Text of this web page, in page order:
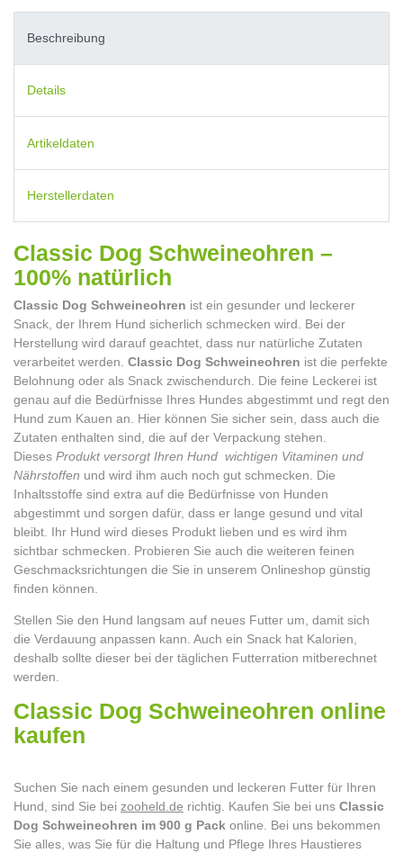
Beschreibung
Details
Artikeldaten
Herstellerdaten
Classic Dog Schweineohren –
100% natürlich
Classic Dog Schweineohren ist ein gesunder und leckerer
Snack, der Ihrem Hund sicherlich schmecken wird. Bei der
Herstellung wird darauf geachtet, dass nur natürliche Zutaten
verarbeitet werden. Classic Dog Schweineohren ist die perfekte
Belohnung oder als Snack zwischendurch. Die feine Leckerei ist
genau auf die Bedürfnisse Ihres Hundes abgestimmt und regt den
Hund zum Kauen an. Hier können Sie sicher sein, dass auch die
Zutaten enthalten sind, die auf der Verpackung stehen.
Dieses Produkt versorgt Ihren Hund wichtigen Vitaminen und
Nährstoffen und wird ihm auch noch gut schmecken. Die
Inhaltsstoffe sind extra auf die Bedürfnisse von Hunden
abgestimmt und sorgen dafür, dass er lange gesund und vital
bleibt. Ihr Hund wird dieses Produkt lieben und es wird ihm
sichtbar schmecken. Probieren Sie auch die weiteren feinen
Geschmacksrichtungen die Sie in unserem Onlineshop günstig
finden können.
Stellen Sie den Hund langsam auf neues Futter um, damit sich
die Verdauung anpassen kann. Auch ein Snack hat Kalorien,
deshalb sollte dieser bei der täglichen Futterration mitberechnet
werden.
Classic Dog Schweineohren online
kaufen
Suchen Sie nach einem gesunden und leckeren Futter für Ihren
Hund, sind Sie bei zooheld.de richtig. Kaufen Sie bei uns Classic
Dog Schweineohren im 900 g Pack online. Bei uns bekommen
Sie alles, was Sie für die Haltung und Pflege Ihres Haustieres